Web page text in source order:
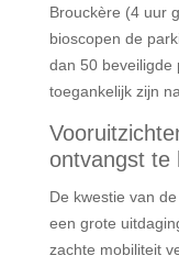
Brouckère (4 uur
bioscopen de
dan 50 beveiligde
toegankelijk zijn
ontvangst te
De kwestie van
een grote
zachte mobiliteit